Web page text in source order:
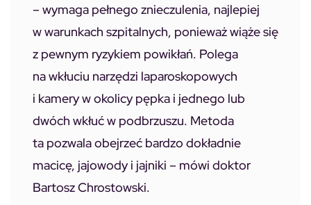
– wymaga pełnego znieczulenia, najlepiej
w warunkach szpitalnych, ponieważ wiąże się
z pewnym ryzykiem powikłań. Polega
na wkłuciu narzędzi laparoskopowych
i kamery w okolicy pępka i jednego lub
dwóch wkłuć w podbrzuszu. Metoda
ta pozwala obejrzeć bardzo dokładnie
macicę, jajowody i jajniki – mówi doktor
Bartosz Chrostowski.